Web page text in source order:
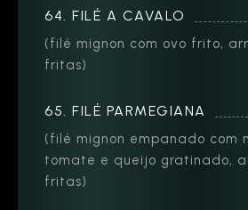
64. FILÉ A CAVALO
(filé mignon com ovo frito,
fritas)
65. FILÉ PARMEGIANA
(filé mignon empanado com
tomate e queijo gratinado,
fritas)